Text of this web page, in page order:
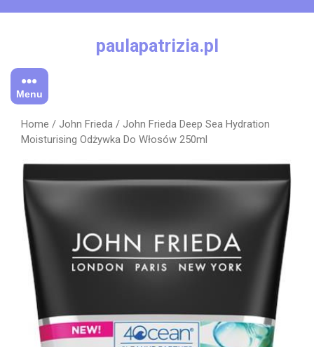
paulapatrizia.pl
Menu
Home / John Frieda / John Frieda Deep Sea Hydration
Moisturising Odżywka Do Włosów 250ml